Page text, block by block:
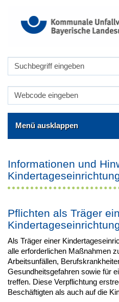
Menü ausklappen
Informationen und
Pflichten als Träger
Als Träger einer
alle erforderlichen Maßnahmen
Arbeitsunfällen,
Gesundheitsgefahren sowie für
treffen. Diese Verpflichtung
Beschäftigten als auch auf die